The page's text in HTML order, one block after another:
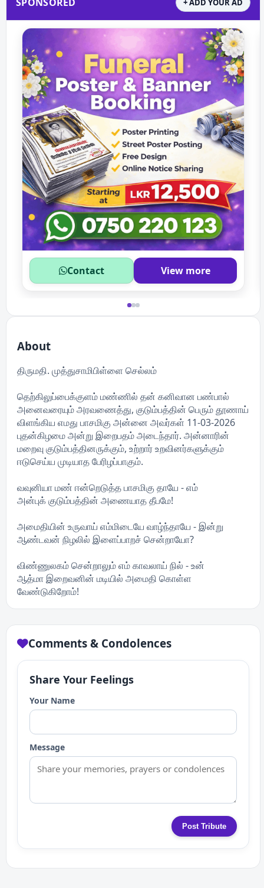
About
திருமதி. முத்துசாமிபிள்ளை செல்லம்
தெற்கிலுப்பைக்குளம் மண்ணில் தன் கனிவான பண்பால்
அனைவரையும் அரவணைத்து, குடும்பத்தின் பெரும் தூணாய்
விளங்கிய எமது பாசமிகு அன்னை அவர்கள் 11-03-2026
புதன்கிழமை அன்று இறைபதம் அடைந்தார். அன்னாரின்
மறைவு குடும்பத்தினருக்கும், உற்றார் உறவினர்களுக்கும்
ஈடுசெய்ய முடியாத பேரிழப்பாகும்.
வவுனியா மண் ஈன்றெடுத்த பாசமிகு தாயே - எம்
அன்புக் குடும்பத்தின் அணையாத தீபமே!
அமைதியின் உருவாய் எம்மிடையே வாழ்ந்தாயே - இன்று
ஆண்டவன் நிழலில் இளைப்பாறச் சென்றாயோ?
விண்ணுலகம் சென்றாலும் எம் காவலாய் நில் - உன்
ஆத்மா இறைவனின் மடியில் அமைதி கொள்ள
வேண்டுகிறோம்!
Comments & Condolences
Share Your Feelings
Your Name
Message
Post Tribute
+ ADD YOUR AD
Contact View more